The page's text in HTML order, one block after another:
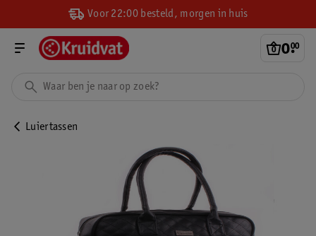
Voor 22:00 besteld, morgen in huis
0.
00
Luiertassen